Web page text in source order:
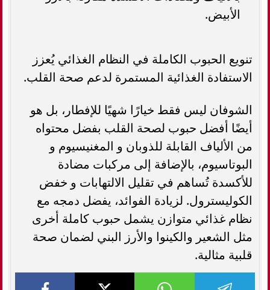
الأبيض.
تنويع الحبوب الكاملة في النظام الغذائي يُعزز
الاستفادة الغذائية المستمرة لدعم صحة القلب.
الشوفان ليس فقط خيارًا شهيًا للإفطار، بل هو
أيضًا أفضل حبوب لصحة القلب بفضل محتواه
من الألياف القابلة للذوبان و المغنيسيوم و
البوتاسيوم، بالإضافة إلى مركبات مضادة
للأكسدة تُساهم في تقليل الالتهابات و خفض
الكوليسترول. لزيادة الفوائد، يفضل دمجه مع
نظام غذائي متوازن يشمل حبوب كاملة أخرى
مثل الشعير والكينوا والأرز البني لضمان صحة
قلبية مثالية.